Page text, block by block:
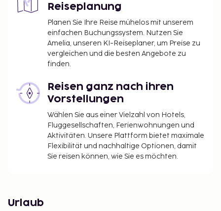
Reiseplanung
Planen Sie Ihre Reise mühelos mit unserem
einfachen Buchungssystem. Nutzen Sie
Amelia, unseren KI-Reiseplaner, um Preise zu
vergleichen und die besten Angebote zu
finden.
Reisen ganz nach ihren
Vorstellungen
Wählen Sie aus einer Vielzahl von Hotels,
Fluggesellschaften, Ferienwohnungen und
Aktivitäten. Unsere Plattform bietet maximale
Flexibilität und nachhaltige Optionen, damit
Sie reisen können, wie Sie es möchten.
Urlaub